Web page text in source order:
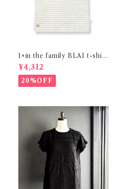
1+in the family BLAI t-shirt
(Grey)
¥4,312
20%OFF